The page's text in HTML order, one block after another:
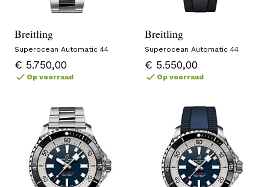
Breitling
Superocean Automatic 44
€ 5.750,00
Op voorraad
Breitling
Superocean Automatic 44
€ 5.550,00
Op voorraad